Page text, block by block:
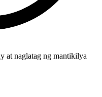
at naglatag ng mantikilya